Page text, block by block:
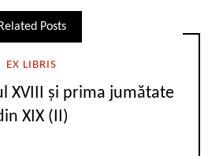
Related Posts
EX LIBRIS
XVIII și prima jumătate
XIX (II)